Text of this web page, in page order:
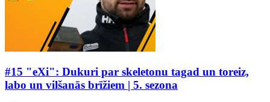
#15 "eXi": Dukuri par skeletonu tagad un toreiz,
labo un vilšanās brīžiem | 5. sezona